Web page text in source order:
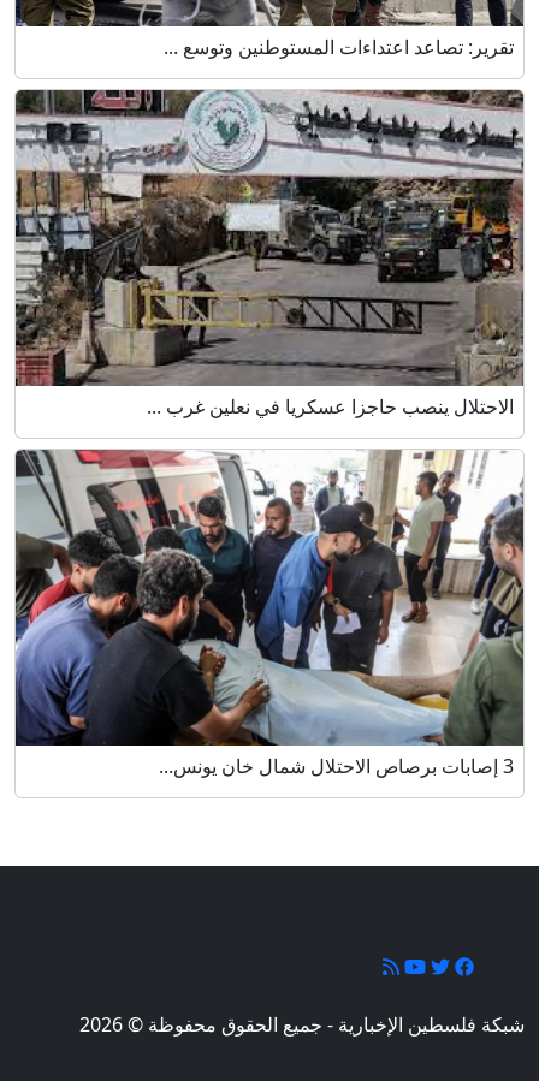
تقرير: تصاعد اعتداءات المستوطنين وتوسع ...
الاحتلال ينصب حاجزا عسكريا في نعلين غرب ...
3 إصابات برصاص الاحتلال شمال خان يونس...
شبكة فلسطين الإخبارية - جميع الحقوق محفوظة © 2026